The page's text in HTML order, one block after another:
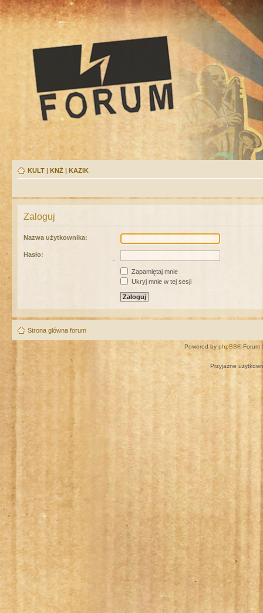
KULT | KNŻ | KAZIK
Zaloguj
Nazwa użytkownika:
Hasło:
Zapamiętaj mnie
Ukryj mnie w tej sesji
Strona główna forum
Powered by phpBB® Forum
Przyjazne